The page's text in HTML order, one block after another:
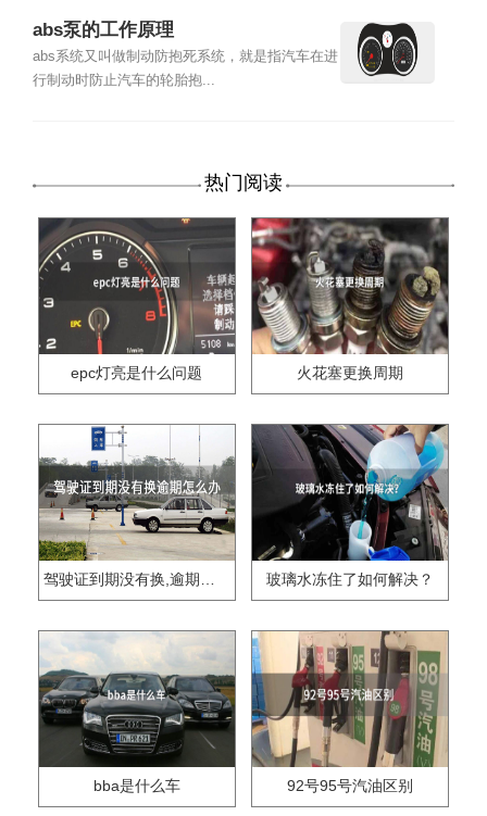
abs泵的工作原理
abs系统又叫做制动防抱死系统，就是指汽车在进
行制动时防止汽车的轮胎抱...
热门阅读
epc灯亮是什么问题 火花塞更换周期
驾驶证到期没有换,逾期怎么办?? 玻璃水冻住了如何解决？
bba是什么车 92号95号汽油区别